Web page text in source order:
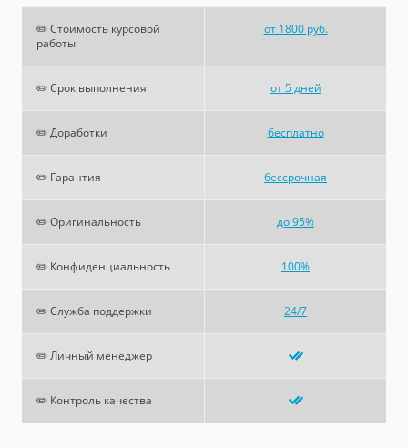
✏️ Стоимость курсовой
работы
от 1800 руб.
✏️ Срок выполнения от 5 дней
✏️ Доработки бесплатно
✏️ Гарантия бессрочная
✏️ Оригинальность до 95%
✏️ Конфиденциальность 100%
✏️ Служба поддержки 24/7
✏️ Личный менеджер
✏️ Контроль качества